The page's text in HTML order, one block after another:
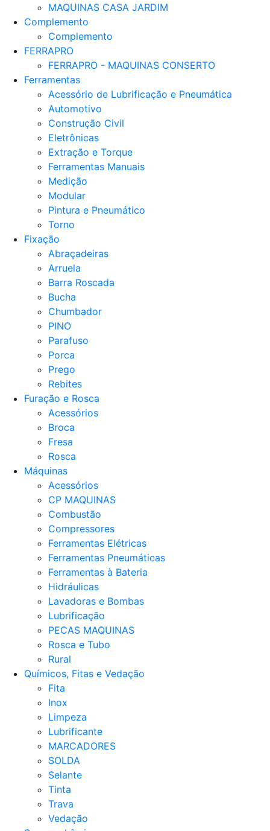
MAQUINAS CASA JARDIM
Complemento
Complemento
FERRAPRO
FERRAPRO - MAQUINAS CONSERTO
Ferramentas
Acessório de Lubrificação e Pneumática
Automotivo
Construção Civil
Eletrônicas
Extração e Torque
Ferramentas Manuais
Medição
Modular
Pintura e Pneumático
Torno
Fixação
Abraçadeiras
Arruela
Barra Roscada
Bucha
Chumbador
PINO
Parafuso
Porca
Prego
Rebites
Furação e Rosca
Acessórios
Broca
Fresa
Rosca
Máquinas
Acessórios
CP MAQUINAS
Combustão
Compressores
Ferramentas Elétricas
Ferramentas Pneumáticas
Ferramentas à Bateria
Hidráulicas
Lavadoras e Bombas
Lubrificação
PECAS MAQUINAS
Rosca e Tubo
Rural
Químicos, Fitas e Vedação
Fita
Inox
Limpeza
Lubrificante
MARCADORES
SOLDA
Selante
Tinta
Trava
Vedação